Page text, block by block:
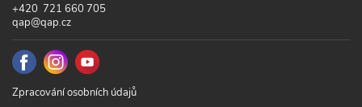
+420 721 660 705
qap@qap.cz
Zpracování osobních údajů